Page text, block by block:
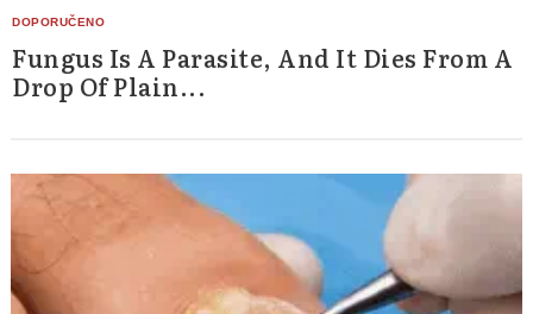
Fungus Is A Parasite, And It Dies From A
Drop Of Plain...